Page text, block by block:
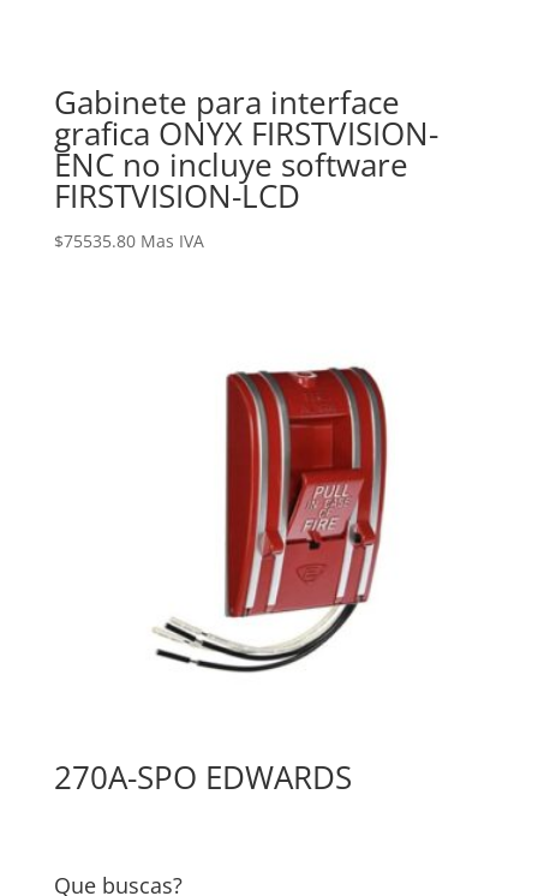
Gabinete para interface
grafica ONYX FIRSTVISION-
ENC no incluye software
FIRSTVISION-LCD
$75535.80 Mas IVA
270A-SPO EDWARDS
Que buscas?